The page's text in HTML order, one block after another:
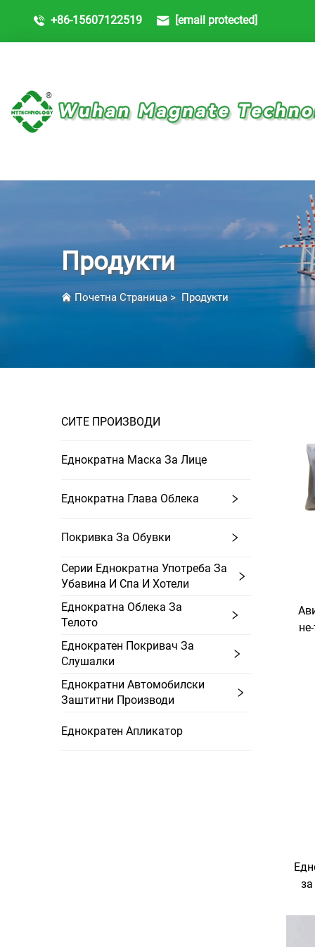
+86-15607122519 [email protected]
Продукти
Почетна Страница> Продукти
СИТЕ ПРОИЗВОДИ
Еднократна Маска За Лице
Еднократна Глава Облека
Покривка За Обувки
Серии Еднократна Употреба За
Убавина И Спа И Хотели
Еднократна Облека За
Телото
Еднократен Покривач За
Слушалки
Еднократни Автомобилски
Заштитни Производи
Еднократен Апликатор